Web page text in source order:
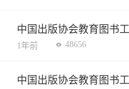
中国出版协会教育图书
1年前 48656
中国出版协会教育图书